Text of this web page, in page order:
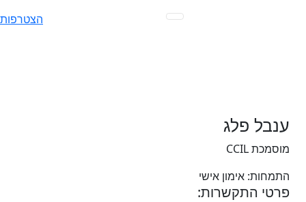
הצטרפות
ענבל פלג
מוסמכת CCIL
התמחות: אימון אישי
פרטי התקשרות: